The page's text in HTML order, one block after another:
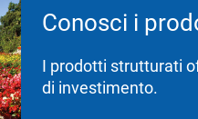
Conosci i
I prodotti strutturati
di investimento.